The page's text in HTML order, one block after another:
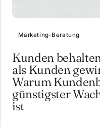
Marketing-Beratung
Kunden
als Kunden
Warum
günstigster
ist